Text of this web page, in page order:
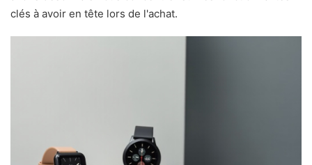
clés à avoir en tête lors de l'achat.